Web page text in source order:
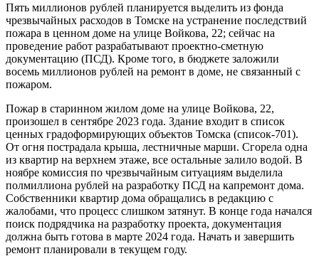
Пять миллионов рублей планируется выделить из фонда
чрезвычайных расходов в Томске на устранение последствий
пожара в ценном доме на улице Войкова, 22; сейчас на
проведение работ разрабатывают проектно-сметную
документацию (ПСД). Кроме того, в бюджете заложили
восемь миллионов рублей на ремонт в доме, не связанный с
пожаром.
Пожар в старинном жилом доме на улице Войкова, 22,
произошел в сентябре 2023 года. Здание входит в список
ценных градоформирующих объектов Томска (список-701).
От огня пострадала крыша, лестничные марши. Сгорела одна
из квартир на верхнем этаже, все остальные залило водой. В
ноябре комиссия по чрезвычайным ситуациям выделила
полмиллиона рублей на разработку ПСД на капремонт дома.
Собственники квартир дома обращались в редакцию с
жалобами, что процесс слишком затянут. В конце года начался
поиск подрядчика на разработку проекта, документация
должна быть готова в марте 2024 года. Начать и завершить
ремонт планировали в текущем году.